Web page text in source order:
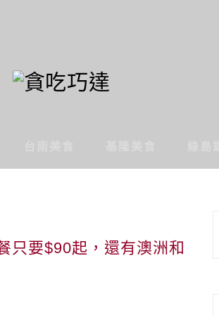
只要$90起，還有澳洲和